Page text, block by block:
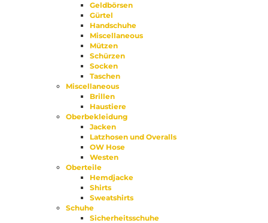
Geldbörsen
Gürtel
Handschuhe
Miscellaneous
Mützen
Schürzen
Socken
Taschen
Miscellaneous
Brillen
Haustiere
Oberbekleidung
Jacken
Latzhosen und Overalls
OW Hose
Westen
Oberteile
Hemdjacke
Shirts
Sweatshirts
Schuhe
Sicherheitsschuhe